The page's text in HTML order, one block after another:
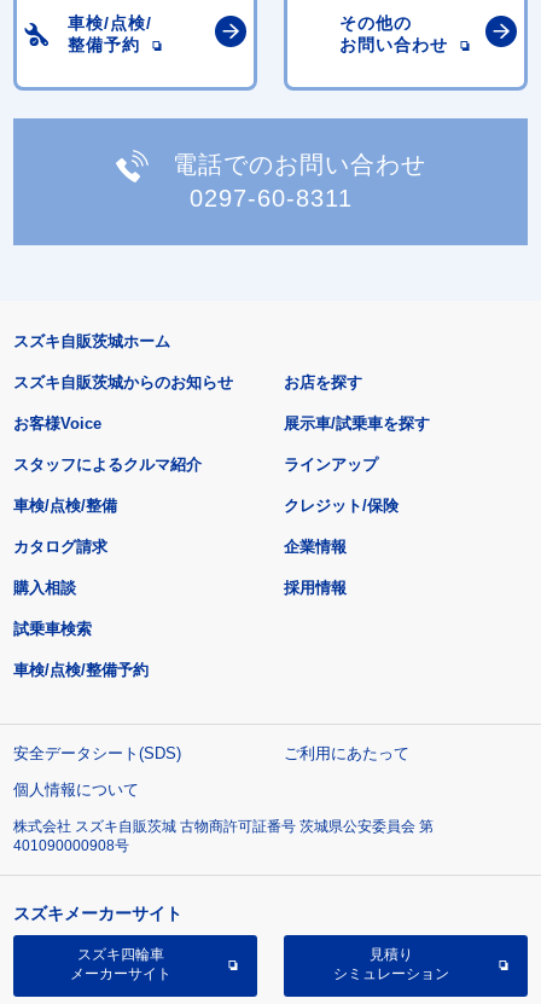
車検/点検/
整備予約
その他の
お問い合わせ
電話でのお問い合わせ
0297-60-8311
スズキ自販茨城ホーム
スズキ自販茨城からのお知らせ
お客様Voice
スタッフによるクルマ紹介
お店を探す
展示車/試乗車を探す
ラインアップ
車検/点検/整備 クレジット/保険
カタログ請求
購入相談
試乗車検索
車検/点検/整備予約
企業情報
採用情報
安全データシート(SDS)
ご利用にあたって
個人情報について
株式会社 スズキ自販茨城 古物商許可証番号 茨城県公安委員会 第
401090000908号
スズキメーカーサイト
スズキ四輪車
メーカーサイト
見積り
シミュレーション